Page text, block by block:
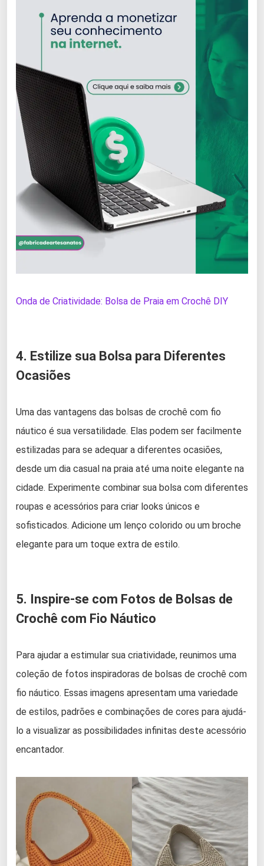
Onda de Criatividade: Bolsa de Praia em Crochê DIY
4. Estilize sua Bolsa para Diferentes
Ocasiões
Uma das vantagens das bolsas de crochê com fio
náutico é sua versatilidade. Elas podem ser facilmente
estilizadas para se adequar a diferentes ocasiões,
desde um dia casual na praia até uma noite elegante na
cidade. Experimente combinar sua bolsa com diferentes
roupas e acessórios para criar looks únicos e
sofisticados. Adicione um lenço colorido ou um broche
elegante para um toque extra de estilo.
5. Inspire-se com Fotos de Bolsas de
Crochê com Fio Náutico
Para ajudar a estimular sua criatividade, reunimos uma
coleção de fotos inspiradoras de bolsas de crochê com
fio náutico. Essas imagens apresentam uma variedade
de estilos, padrões e combinações de cores para ajudá-
lo a visualizar as possibilidades infinitas deste acessório
encantador.